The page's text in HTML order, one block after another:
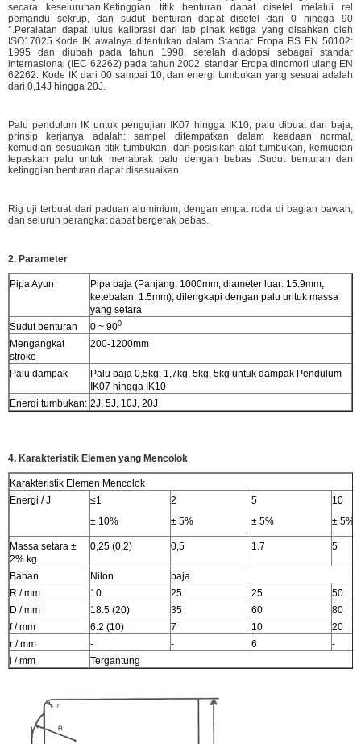
secara keseluruhan.Ketinggian titik benturan dapat disetel melalui rel
pemandu sekrup, dan sudut benturan dapat disetel dari 0 hingga 90
°.Peralatan dapat lulus kalibrasi dari lab pihak ketiga yang disahkan oleh
ISO17025.Kode IK awalnya ditentukan dalam Standar Eropa BS EN 50102:
1995 dan diubah pada tahun 1998, setelah diadopsi sebagai standar
internasional (IEC 62262) pada tahun 2002, standar Eropa dinomori ulang EN
62262. Kode IK dari 00 sampai 10, dan energi tumbukan yang sesuai adalah
dari 0,14J hingga 20J.
Palu pendulum IK untuk pengujian IK07 hingga IK10, palu dibuat dari baja,
prinsip kerjanya adalah: sampel ditempatkan dalam keadaan normal,
kemudian sesuaikan titik tumbukan, dan posisikan alat tumbukan, kemudian
lepaskan palu untuk menabrak palu dengan bebas .Sudut benturan dan
ketinggian benturan dapat disesuaikan.
Rig uji terbuat dari paduan aluminium, dengan empat roda di bagian bawah,
dan seluruh perangkat dapat bergerak bebas.
2. Parameter
Pipa Ayun
Pipa baja (Panjang: 1000mm, diameter luar: 15.9mm,
ketebalan: 1.5mm), dilengkapi dengan palu untuk massa
yang setara
Sudut benturan
0 ~ 900
Mengangkat
stroke
200-1200mm
Palu dampak
Palu baja 0,5kg, 1,7kg, 5kg, 5kg untuk dampak Pendulum
IK07 hingga IK10
Energi tumbukan: 2J, 5J, 10J, 20J
4. Karakteristik Elemen yang Mencolok
Karakteristik Elemen Mencolok
Energi / J
≤1
± 10%
2
± 5%
5
± 5%
10
± 5%
Massa setara ±
2% kg
0,25 (0,2) 0,5 1.7 5
Bahan Nilon
baja
R / mm
10 25 25
50
D / mm
18.5 (20) 35 60
80
f / mm
6.2 (10) 7 10
20
r / mm
- - 6
-
l / mm
Tergantung